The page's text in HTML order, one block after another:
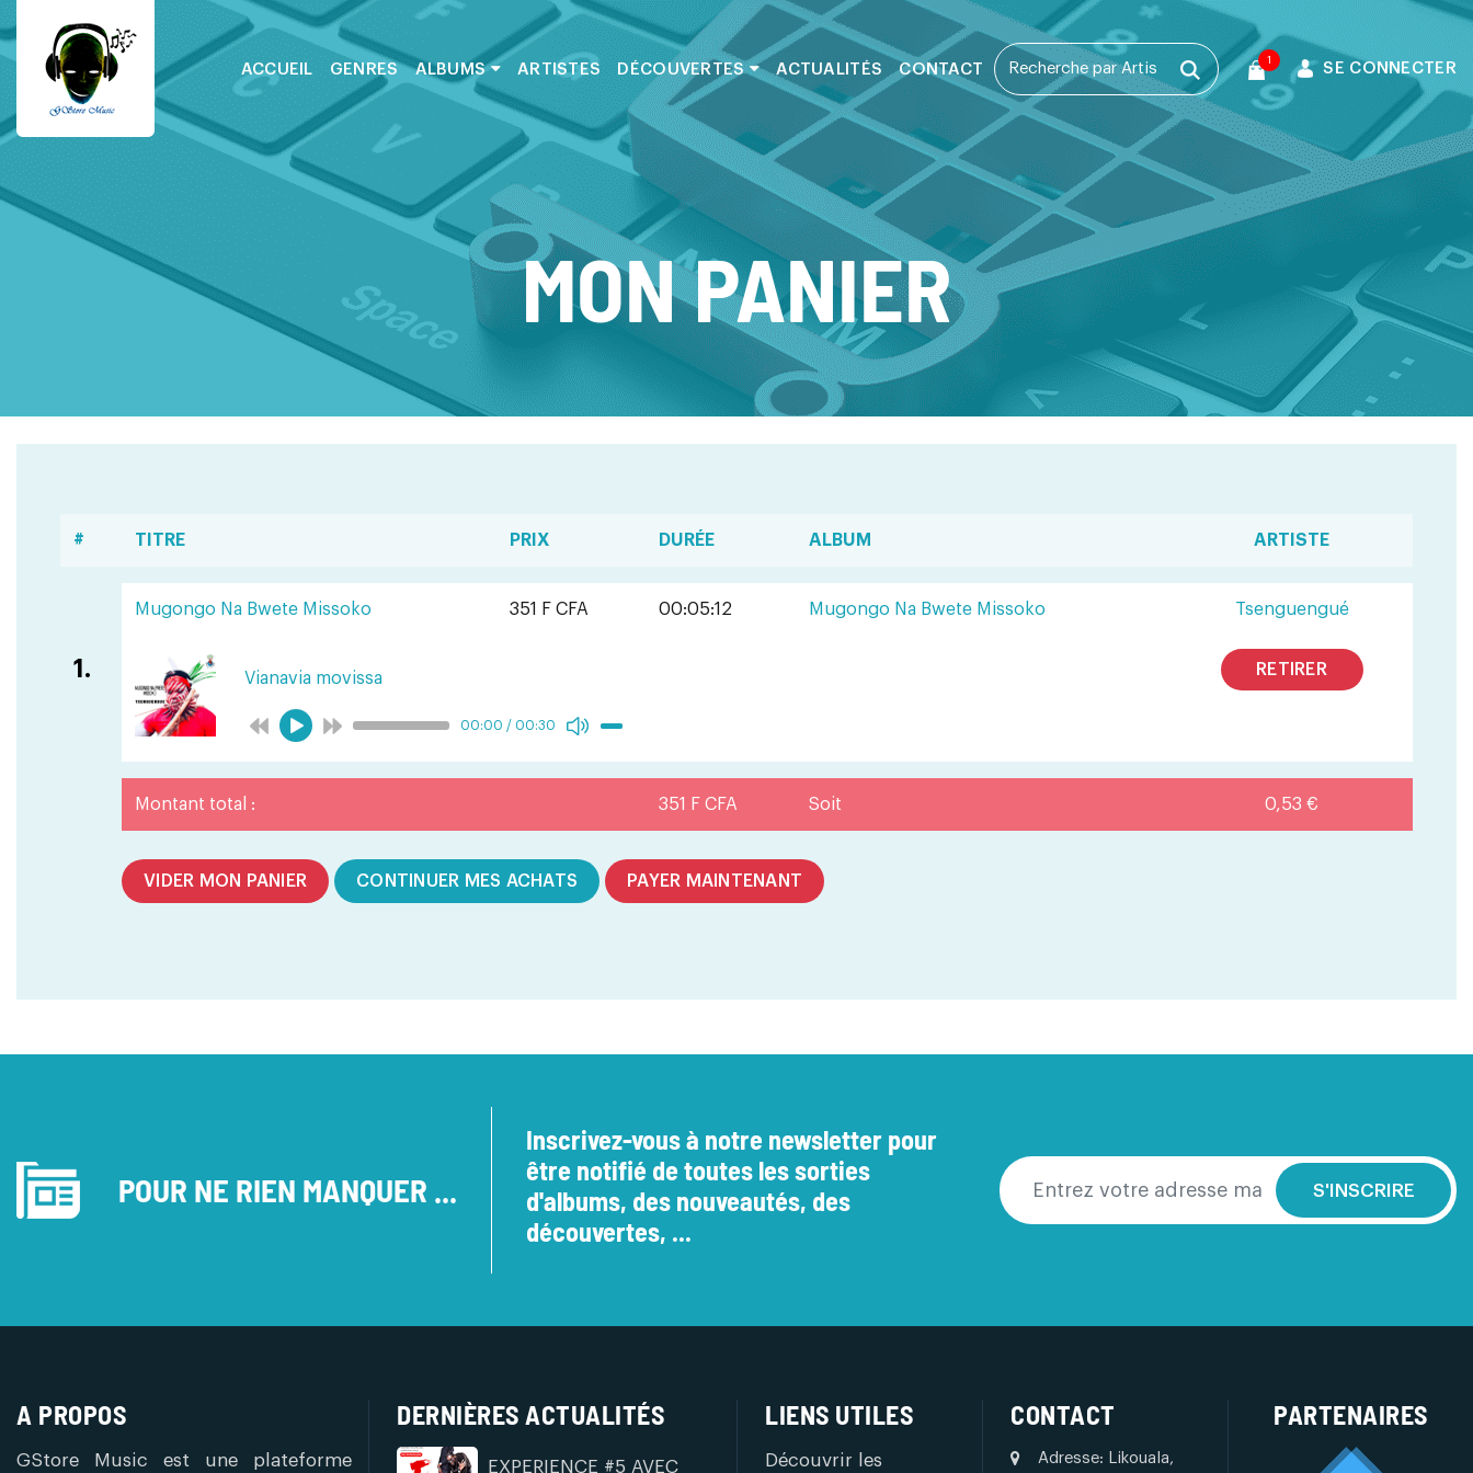
ACCUEIL GENRES ALBUMS ARTISTES DÉCOUVERTES ACTUALITÉS CONTACT
1 SE CONNECTER
MON PANIER
# TITRE PRIX DURÉE ALBUM ARTISTE
Mugongo Na Bwete Missoko 351 F CFA 00:05:12 Mugongo Na Bwete Missoko Tsenguengué
1. Vianavia movissa
00:00 / 00:30
RETIRER
Montant total : 351 F CFA Soit 0,53 €
VIDER MON PANIER CONTINUER MES ACHATS PAYER MAINTENANT
POUR NE RIEN MANQUER ...
Inscrivez-vous à notre newsletter pour
être notifié de toutes les sorties
d'albums, des nouveautés, des
découvertes, ...
S'INSCRIRE
A PROPOS
GStore Music est une plateforme
DERNIÈRES ACTUALITÉS
EXPERIENCE #5 AVEC
LIENS UTILES
Découvrir les
CONTACT
Adresse: Likouala,
PARTENAIRES